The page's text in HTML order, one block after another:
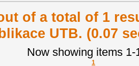
of a total of 1
UTB. (0.07
Now showing items 1-
1